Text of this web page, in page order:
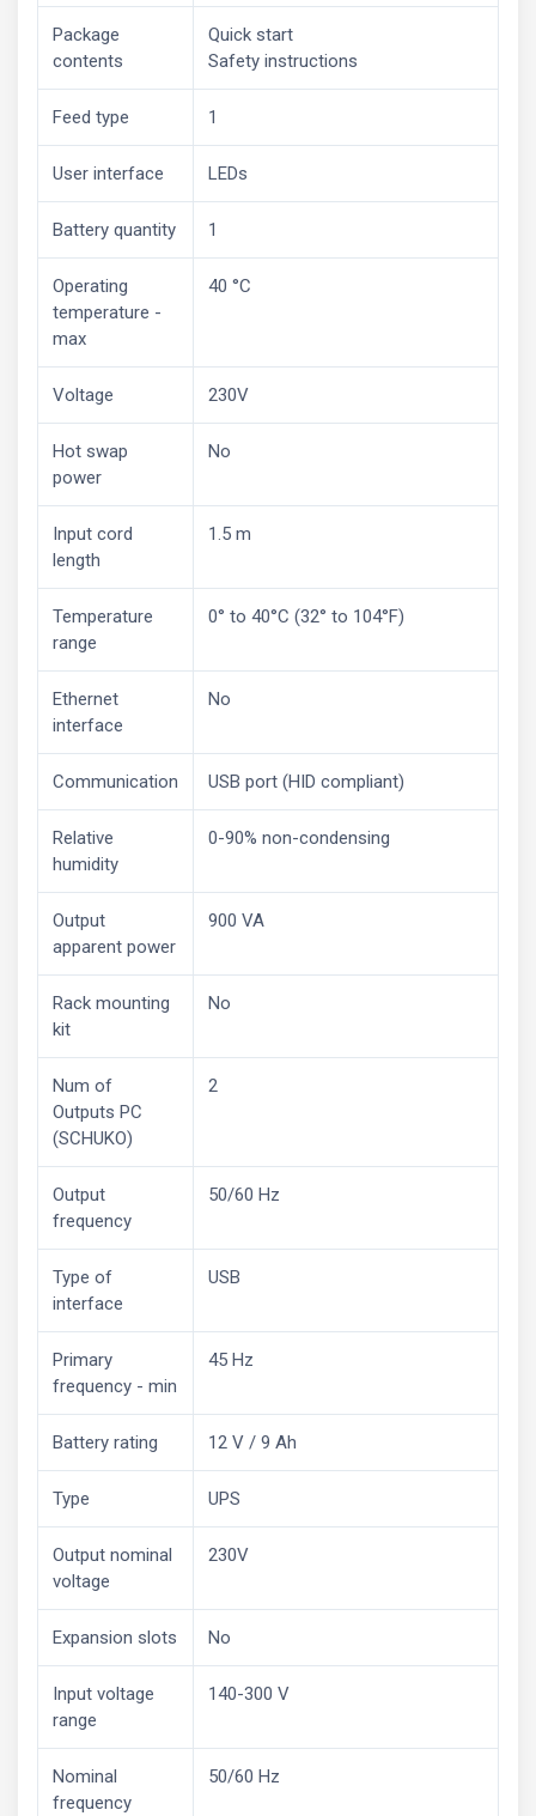
Package
contents
Quick start
Safety instructions
Feed type 1
User interface LEDs
Battery quantity 1
Operating
temperature -
max
40 °C
Voltage 230V
Hot swap
power
No
Input cord
length
1.5 m
Temperature
range
0° to 40°C (32° to 104°F)
Ethernet
interface
No
Communication USB port (HID compliant)
Relative
humidity
0-90% non-condensing
Output
apparent power
900 VA
Rack mounting
kit
No
Num of
Outputs PC
(SCHUKO)
2
Output
frequency
50/60 Hz
Type of
interface
USB
Primary
frequency - min
45 Hz
Battery rating 12 V / 9 Ah
Type UPS
Output nominal
voltage
230V
Expansion slots No
Input voltage
range
140-300 V
Nominal
frequency
50/60 Hz